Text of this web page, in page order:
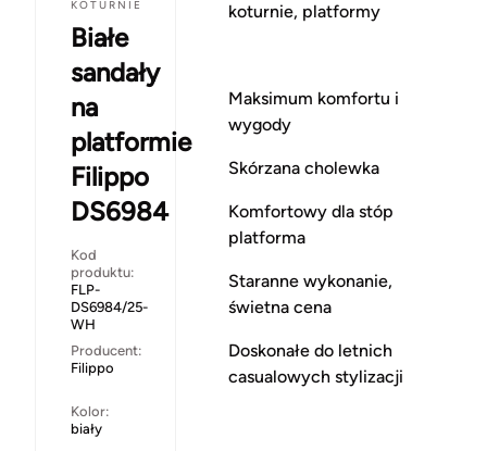
KOTURNIE
Białe
sandały
na
platformie
Filippo
DS6984
Kod
produktu:
FLP-
DS6984/25-
WH
Producent:
Filippo
Kolor:
biały
koturnie, platformy
Maksimum komfortu i
wygody
Skórzana cholewka
Komfortowy dla stóp
platforma
Staranne wykonanie,
świetna cena
Doskonałe do letnich
casualowych stylizacji